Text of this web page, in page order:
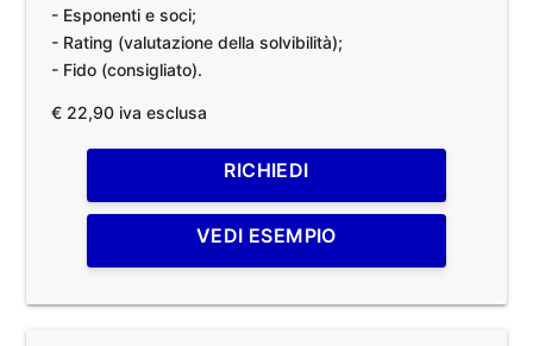
- Esponenti e soci;
- Rating (valutazione della solvibilità);
- Fido (consigliato).
€ 22,90 iva esclusa
RICHIEDI
VEDI ESEMPIO